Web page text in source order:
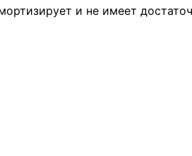
и не имеет